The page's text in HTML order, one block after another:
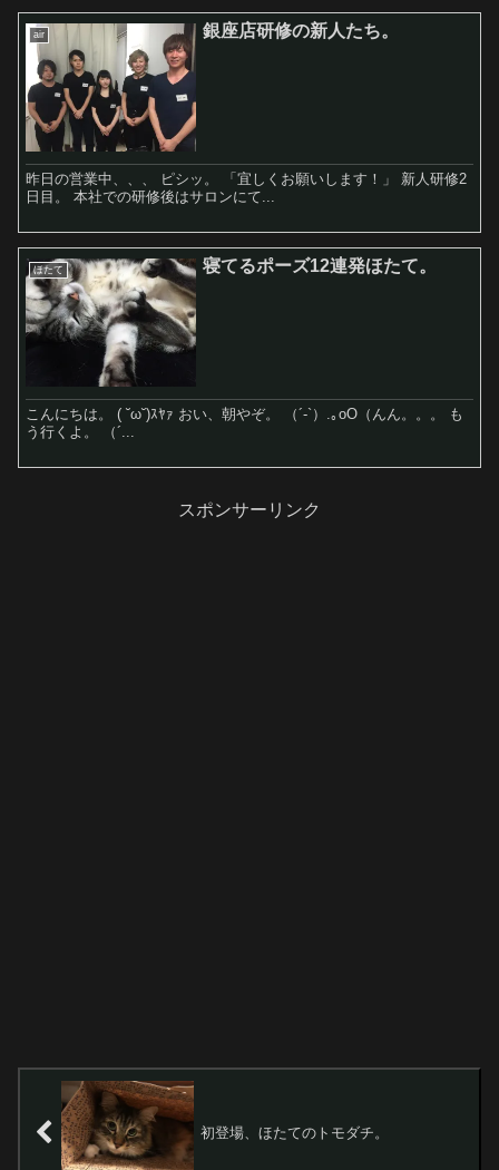
air 銀座店研修の新人たち。
昨日の営業中、、、 ピシッ。 「宜しくお願いします！」 新人研修2
日目。 本社での研修後はサロンにて...
ほたて 寝てるポーズ12連発ほたて。
こんにちは。 ( ˘ω˘)ｽﾔｧ おい、朝やぞ。 （´-`）.｡oO（んん。。。 も
う行くよ。 （´...
スポンサーリンク
初登場、ほたてのトモダチ。